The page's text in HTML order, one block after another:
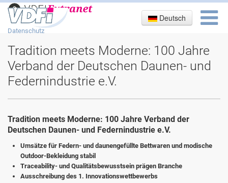
Impressum
Datenschutz
Deutsch
Tradition meets Moderne: 100 Jahre
Verband der Deutschen Daunen- und
Federnindustrie e.V.
Tradition meets Moderne: 100 Jahre Verband der
Deutschen Daunen- und Federnindustrie e.V.
Umsätze für Federn- und daunengefüllte Bettwaren und modische
Outdoor-Bekleidung stabil
Traceability- und Qualitätsbewusstsein prägen Branche
Ausschreibung des 1. Innovationswettbewerbs